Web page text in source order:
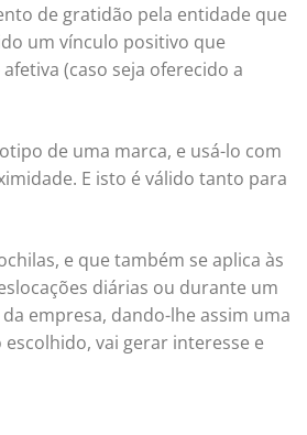
de gratidão pela entidade que
um vínculo positivo que
(caso seja oferecido a
de uma marca, e usá-lo com
E isto é válido tanto para
e que também se aplica às
diárias ou durante um
empresa, dando-lhe assim uma
vai gerar interesse e